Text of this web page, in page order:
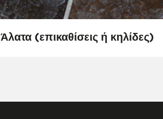
Άλατα (επικαθίσεις ή κηλίδες)